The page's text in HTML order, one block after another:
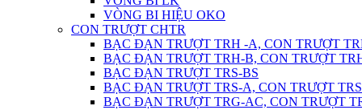
VÒNG BI HIỆU OKO
CON TRƯỢT CHTR
BẠC ĐẠN TRƯỢT TRH -A, CON TRƯỢT
BẠC ĐẠN TRƯỢT TRH-B, CON TRƯỢT
BẠC ĐẠN TRƯỢT TRS-BS
BẠC ĐẠN TRƯỢT TRS-A, CON TRƯỢT
BẠC ĐẠN TRƯỢT TRG-AC, CON TRƯỢT